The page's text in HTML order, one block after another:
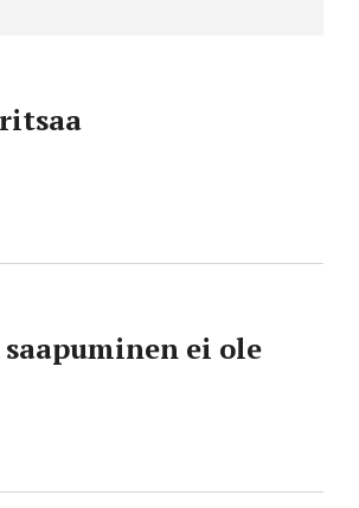
saapuminen ei ole